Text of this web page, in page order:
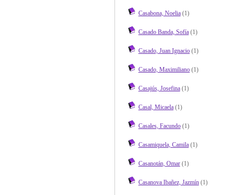
Casabona, Noelia(1)
Casado Banda, Sofía(1)
Casado, Juan Ignacio(1)
Casado, Maximiliano(1)
Casajús, Josefina(1)
Casal, Micaela(1)
Casales, Facundo(1)
Casamiquela, Camila(1)
Casanotán, Omar(1)
Casanova Ibañez, Jazmín(1)